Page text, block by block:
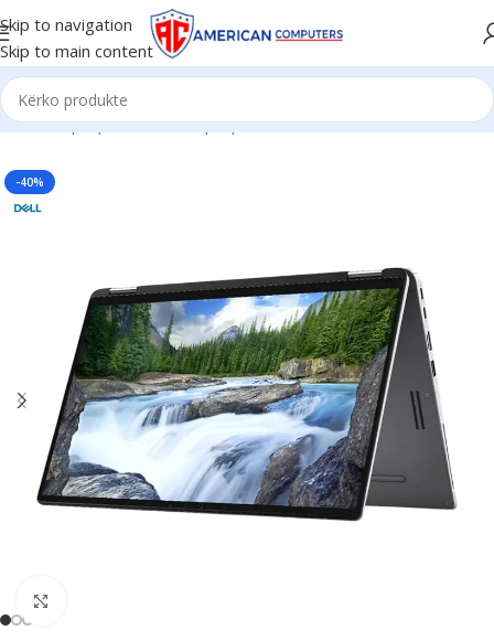
Skip to navigation
Skip to main content
Kreu/Laptop/Business Laptop
-40%